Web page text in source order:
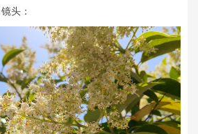
头：